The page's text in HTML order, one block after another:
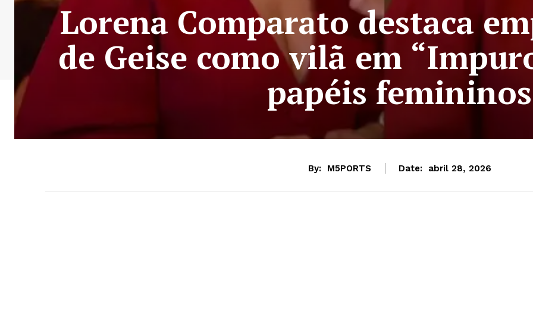
Lorena Comparato destaca
de Geise como vilã em
papéis femininos
By: M5PORTS Date: abril 28, 2026